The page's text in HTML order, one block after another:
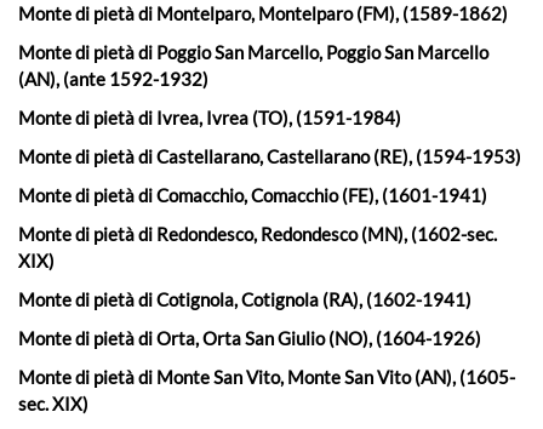
Monte di pietà di Montelparo, Montelparo (FM), (1589-1862)
Monte di pietà di Poggio San Marcello, Poggio San Marcello
(AN), (ante 1592-1932)
Monte di pietà di Ivrea, Ivrea (TO), (1591-1984)
Monte di pietà di Castellarano, Castellarano (RE), (1594-1953)
Monte di pietà di Comacchio, Comacchio (FE), (1601-1941)
Monte di pietà di Redondesco, Redondesco (MN), (1602-sec.
XIX)
Monte di pietà di Cotignola, Cotignola (RA), (1602-1941)
Monte di pietà di Orta, Orta San Giulio (NO), (1604-1926)
Monte di pietà di Monte San Vito, Monte San Vito (AN), (1605-
sec. XIX)